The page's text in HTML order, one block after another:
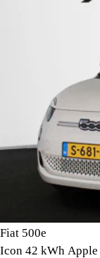
Fiat 500e
Icon 42 kWh